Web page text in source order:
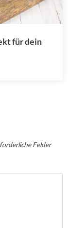
für dein
Felder